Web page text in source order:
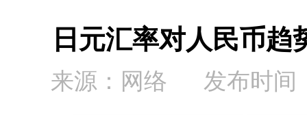
日元汇率对人民币
来源：网络 发布时间